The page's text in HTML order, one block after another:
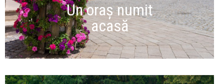
Un oraș numit
acasă